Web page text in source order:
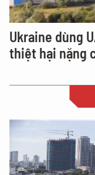
Ukraine dùng
thiệt hại nặng